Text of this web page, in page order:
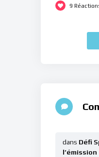
9
dans Défi
l’émission